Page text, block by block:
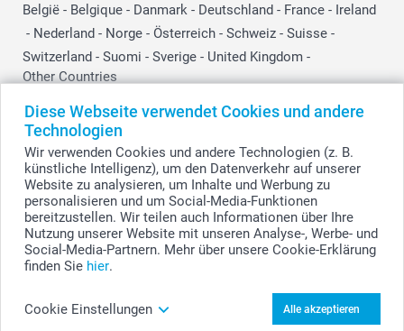
Diese Webseite verwendet Cookies und andere
Technologien
Wir verwenden Cookies und andere Technologien (z. B.
künstliche Intelligenz), um den Datenverkehr auf unserer
Website zu analysieren, um Inhalte und Werbung zu
personalisieren und um Social-Media-Funktionen
bereitzustellen. Wir teilen auch Informationen über Ihre
Nutzung unserer Website mit unseren Analyse-, Werbe- und
Social-Media-Partnern. Mehr über unsere Cookie-Erklärung
finden Sie hier.
Cookie Einstellungen Alle akzeptieren
Füge Buntstifte (12er Set) zum Warenkorb hinzu
België - Belgique - Danmark - Deutschland - France - Ireland
- Nederland - Norge - Österreich - Schweiz - Suisse -
Switzerland - Suomi - Sverige - United Kingdom -
Other Countries
© smartphoto Group. Alle Rechte vorbehalten.
Alle Preise verstehen sich in Schweizer Franken (CHF) inkl. MwSt. und zzgl.
Versandkosten.